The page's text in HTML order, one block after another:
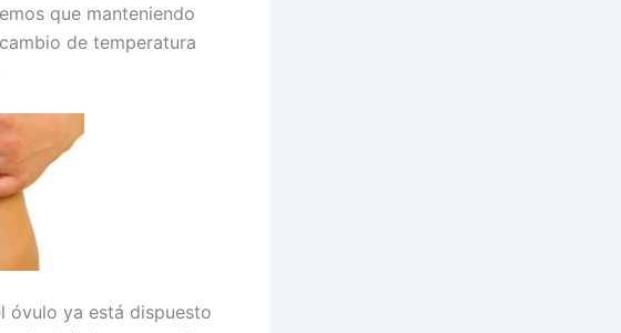
que manteniendo
de temperatura
óvulo ya está dispuesto